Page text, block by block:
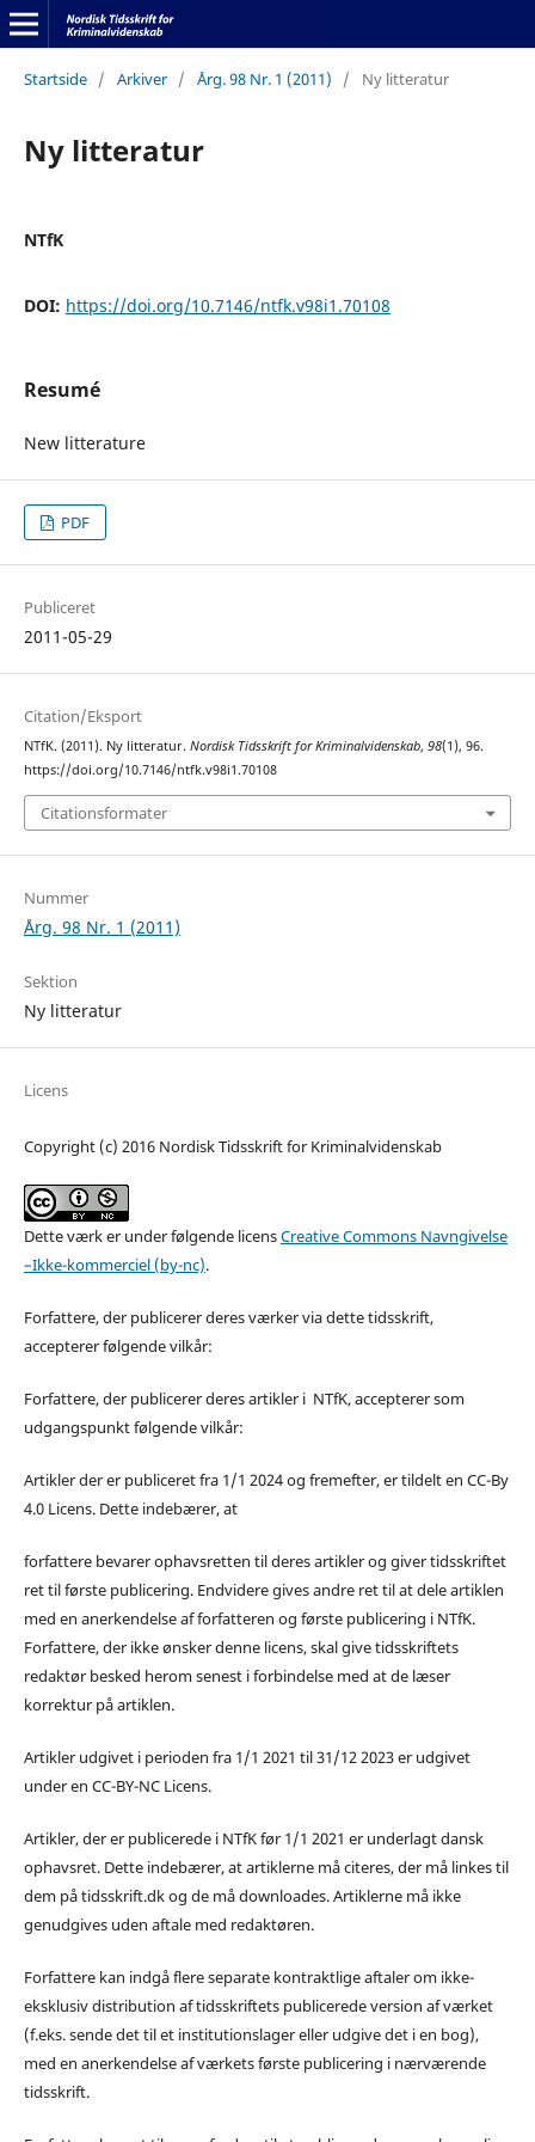
Startside / Arkiver / Årg. 98 Nr. 1 (2011) / Ny litteratur
Ny litteratur
NTfK
DOI: https://doi.org/10.7146/ntfk.v98i1.70108
Resumé
New litterature
PDF
Publiceret
2011-05-29
Citation/Eksport
NTfK. (2011). Ny litteratur. Nordisk Tidsskrift for Kriminalvidenskab, 98(1), 96.
https://doi.org/10.7146/ntfk.v98i1.70108
Citationsformater
Nummer
Årg. 98 Nr. 1 (2011)
Sektion
Ny litteratur
Licens
Copyright (c) 2016 Nordisk Tidsskrift for Kriminalvidenskab
Dette værk er under følgende licensCreative Commons Navngivelse
–Ikke-kommerciel (by-nc).
Forfattere, der publicerer deres værker via dette tidsskrift,
accepterer følgende vilkår:
Forfattere, der publicerer deres artikler i NTfK, accepterer som
udgangspunkt følgende vilkår:
Artikler der er publiceret fra 1/1 2024 og fremefter, er tildelt en CC-By
4.0 Licens. Dette indebærer, at
forfattere bevarer ophavsretten til deres artikler og giver tidsskriftet
ret til første publicering. Endvidere gives andre ret til at dele artiklen
med en anerkendelse af forfatteren og første publicering i NTfK.
Forfattere, der ikke ønsker denne licens, skal give tidsskriftets
redaktør besked herom senest i forbindelse med at de læser
korrektur på artiklen.
Artikler udgivet i perioden fra 1/1 2021 til 31/12 2023 er udgivet
under en CC-BY-NC Licens.
Artikler, der er publicerede i NTfK før 1/1 2021 er underlagt dansk
ophavsret. Dette indebærer, at artiklerne må citeres, der må linkes til
dem på tidsskrift.dk og de må downloades. Artiklerne må ikke
genudgives uden aftale med redaktøren.
Forfattere kan indgå flere separate kontraktlige aftaler om ikke-
eksklusiv distribution af tidsskriftets publicerede version af værket
(f.eks. sende det til et institutionslager eller udgive det i en bog),
med en anerkendelse af værkets første publicering i nærværende
tidsskrift.